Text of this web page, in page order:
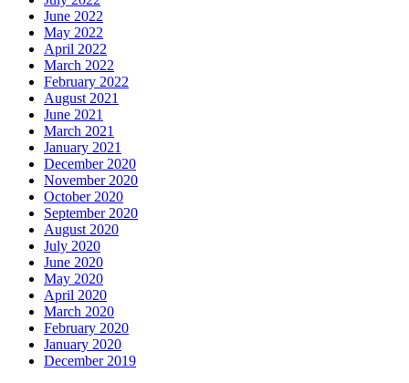
June 2022
May 2022
April 2022
March 2022
February 2022
August 2021
June 2021
March 2021
January 2021
December 2020
November 2020
October 2020
September 2020
August 2020
July 2020
June 2020
May 2020
April 2020
March 2020
February 2020
January 2020
December 2019